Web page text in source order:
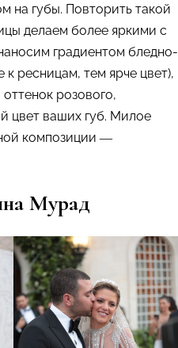
на губы. Повторить такой
делаем более яркими с
градиентом бледно-
ресницам, тем ярче цвет),
розового,
цвет ваших губ. Милое
композиции —
Мурад